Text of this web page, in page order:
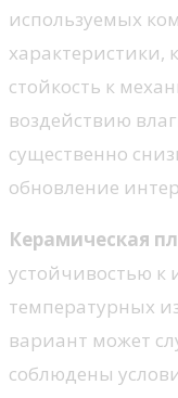
используемых
характеристики,
стойкость к
воздействию
существенно
обновление
Керамическая
устойчивостью к
температурных
вариант может
соблюдены